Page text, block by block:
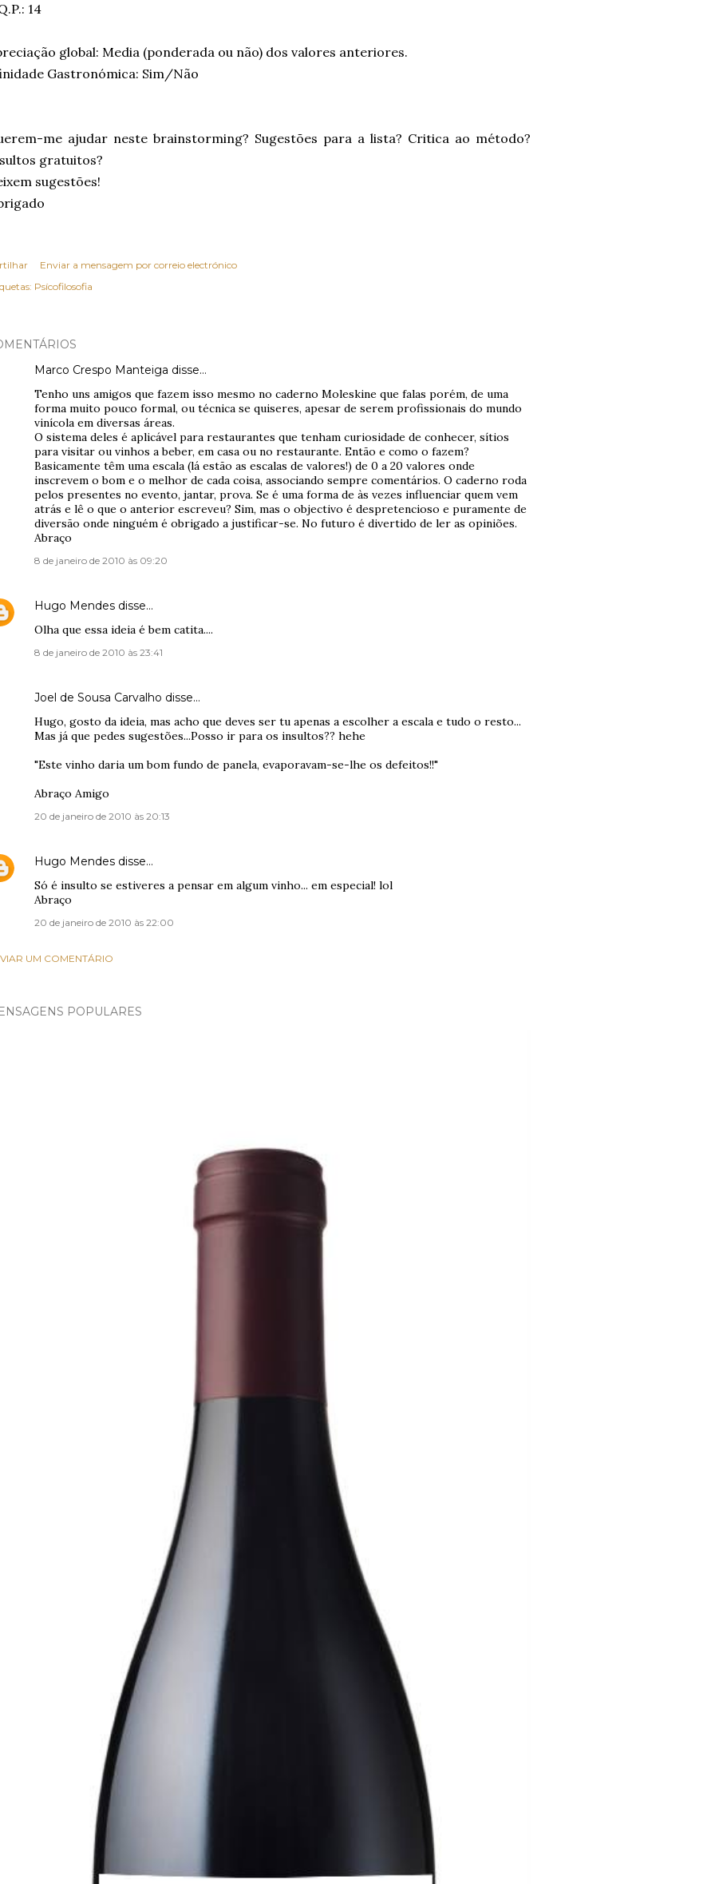
14
global: Media (ponderada ou não) dos valores anteriores.
Gastronómica: Sim/Não
me ajudar neste brainstorming? Sugestões para a lista? Critica ao método?
gratuitos?
sugestões!
Enviar a mensagem por correio electrónico
Psícofilosofia
Marco Crespo Manteiga disse…
Tenho uns amigos que fazem isso mesmo no caderno Moleskine que falas porém, de uma
forma muito pouco formal, ou técnica se quiseres, apesar de serem profissionais do mundo
vinícola em diversas áreas.
O sistema deles é aplicável para restaurantes que tenham curiosidade de conhecer, sítios
para visitar ou vinhos a beber, em casa ou no restaurante. Então e como o fazem?
Basicamente têm uma escala (lá estão as escalas de valores!) de 0 a 20 valores onde
inscrevem o bom e o melhor de cada coisa, associando sempre comentários. O caderno roda
pelos presentes no evento, jantar, prova. Se é uma forma de às vezes influenciar quem vem
atrás e lê o que o anterior escreveu? Sim, mas o objectivo é despretencioso e puramente de
diversão onde ninguém é obrigado a justificar-se. No futuro é divertido de ler as opiniões.
Abraço
8 de janeiro de 2010 às 09:20
Hugo Mendes disse…
Olha que essa ideia é bem catita....
8 de janeiro de 2010 às 23:41
Joel de Sousa Carvalho disse…
Hugo, gosto da ideia, mas acho que deves ser tu apenas a escolher a escala e tudo o resto...
Mas já que pedes sugestões...Posso ir para os insultos?? hehe
"Este vinho daria um bom fundo de panela, evaporavam-se-lhe os defeitos!!"
Abraço Amigo
20 de janeiro de 2010 às 20:13
Hugo Mendes disse…
Só é insulto se estiveres a pensar em algum vinho... em especial! lol
Abraço
20 de janeiro de 2010 às 22:00
UM COMENTÁRIO
POPULARES